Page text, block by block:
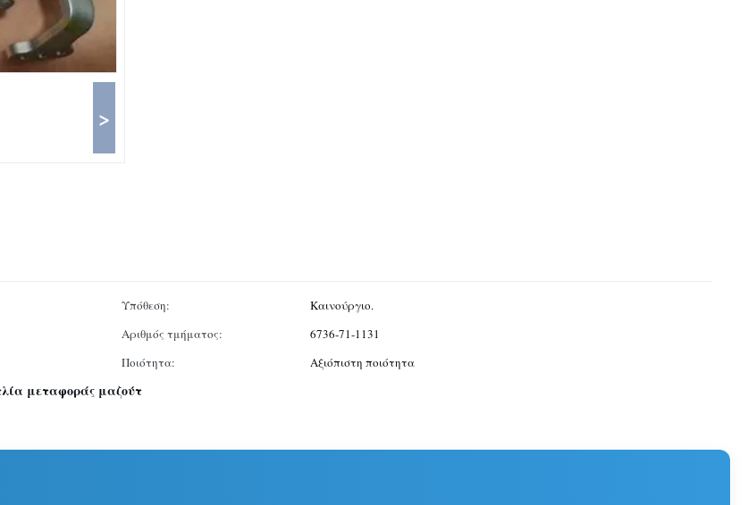
>
Υπόθεση:
Καινούργιο.
Αριθμός τμήματος:
6736-71-1131
Ποιότητα:
Αξιόπιστη ποιότητα
μεταφοράς μαζούτ